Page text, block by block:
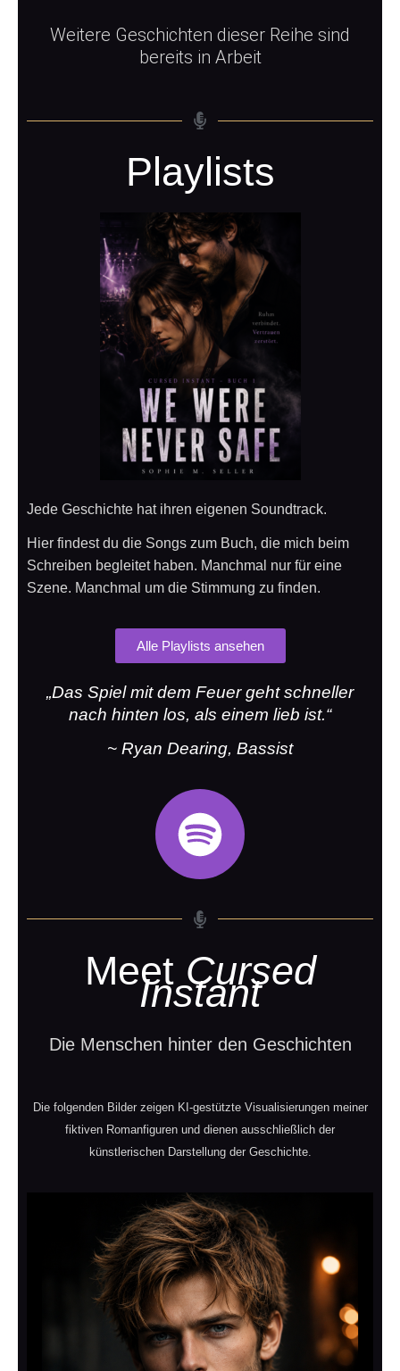
Weitere Geschichten dieser Reihe sind
bereits in Arbeit
Playlists
Jede Geschichte hat ihren eigenen Soundtrack.
Hier findest du die Songs zum Buch, die mich beim
Schreiben begleitet haben. Manchmal nur für eine
Szene. Manchmal um die Stimmung zu finden.
Alle Playlists ansehen
„Das Spiel mit dem Feuer geht schneller
nach hinten los, als einem lieb ist.“
~ Ryan Dearing, Bassist
Meet Cursed
Instant
Die Menschen hinter den Geschichten
Die folgenden Bilder zeigen KI-gestützte Visualisierungen meiner
fiktiven Romanfiguren und dienen ausschließlich der
künstlerischen Darstellung der Geschichte.